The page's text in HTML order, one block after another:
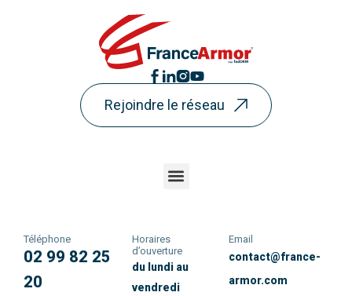
Rejoindre le réseau
Téléphone
02 99 82 25
20
Horaires
d’ouverture
du lundi au
vendredi
Email
contact@france-
armor.com